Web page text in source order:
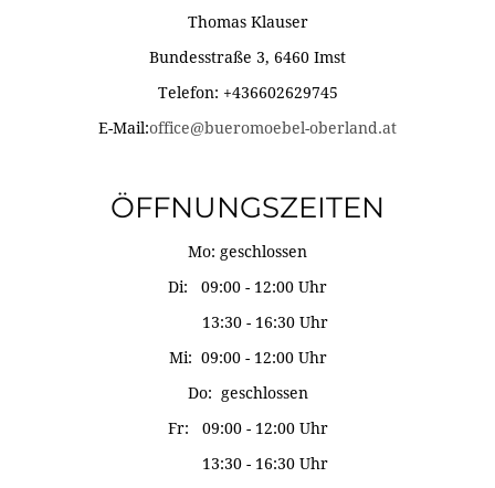
Thomas Klauser
Bundesstraße 3, 6460 Imst
Telefon: +436602629745
E-Mail:office@bueromoebel-oberland.at
ÖFFNUNGSZEITEN
Mo: geschlossen
Di: 09:00 - 12:00 Uhr
13:30 - 16:30 Uhr
Mi: 09:00 - 12:00 Uhr
Do: geschlossen
Fr: 09:00 - 12:00 Uhr
13:30 - 16:30 Uhr